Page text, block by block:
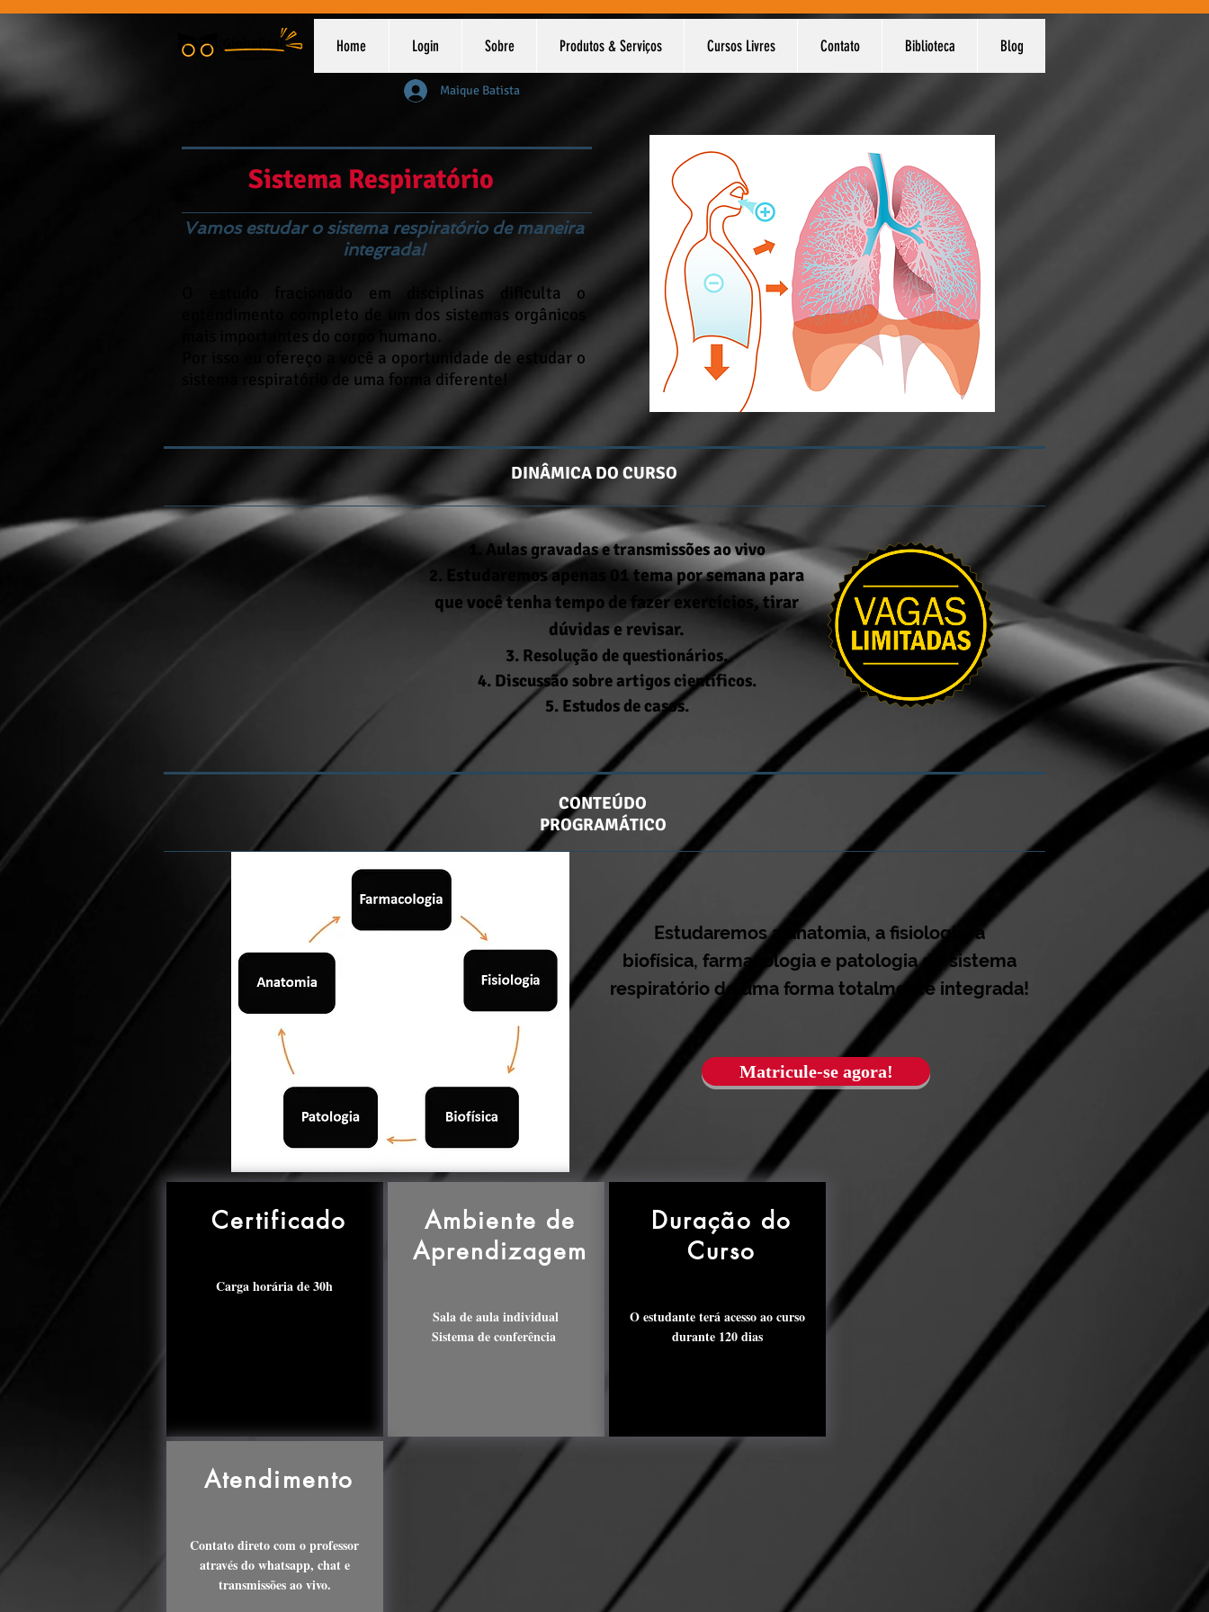
Home Login Sobre Produtos & Serviços Cursos Livres Contato Biblioteca Blog
Maique Batista
Sistema Respiratório
Vamos estudar o sistema respiratório de maneira
integrada!
O estudo fracionado em disciplinas dificulta o
entendimento completo de um dos sistemas orgânicos
mais importantes do corpo humano.
Por isso eu ofereço a você a oportunidade de estudar o
sistema respiratório de uma forma diferente!
DINÂMICA DO CURSO
Aulas gravadas e transmissões ao vivo
Estudaremos apenas 01 tema por semana para
que você tenha tempo de fazer exercícios, tirar
dúvidas e revisar.
Resolução de questionários.
Discussão sobre artigos científicos.
Estudos de casos.
CONTEÚDO
PROGRAMÁTICO
Estudaremos a anatomia, a fisiologia, a
biofísica, farmacologia e patologia do sistema
respiratório de uma forma totalmente integrada!
Matricule-se agora!
Certificado
Carga horária de 30h
Ambiente de
Aprendizagem
Sala de aula individual
Sistema de conferência
Duração do
Curso
O estudante terá acesso ao curso
durante 120 dias
Atendimento
Contato direto com o professor
através do whatsapp, chat e
transmissões ao vivo.